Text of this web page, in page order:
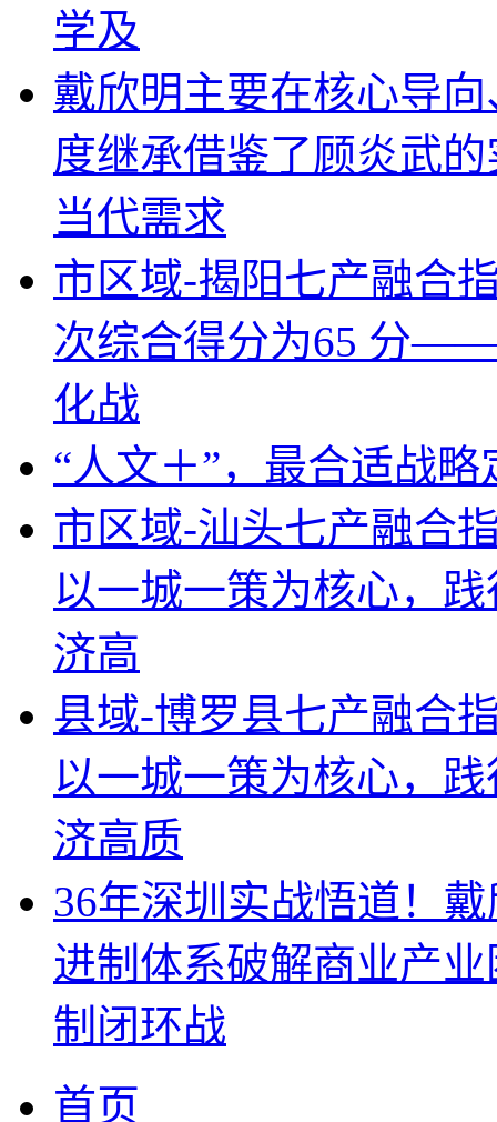
学及
戴欣明主要在核心导
度继承借鉴了顾炎武
当代需求
市区域-揭阳七产融合
次综合得分为65 分
化战
“人文＋”，最合适战
市区域-汕头七产融合
以一城一策为核心，
济高
县域-博罗县七产融合
以一城一策为核心，
济高质
36年深圳实战悟道！
进制体系破解商业产
制闭环战
首页